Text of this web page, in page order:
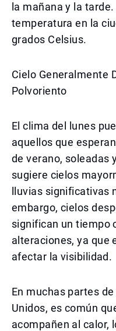
la mañana y la
temperatura en la
grados Celsius.
Cielo Generalmente
Polvoriento
El clima del lunes
aquellos que
de verano, soleadas
sugiere cielos
lluvias significativas
embargo, cielos
significan un tiempo
alteraciones, ya que
afectar la visibilidad.
En muchas partes
Unidos, es común
acompañen al calor,